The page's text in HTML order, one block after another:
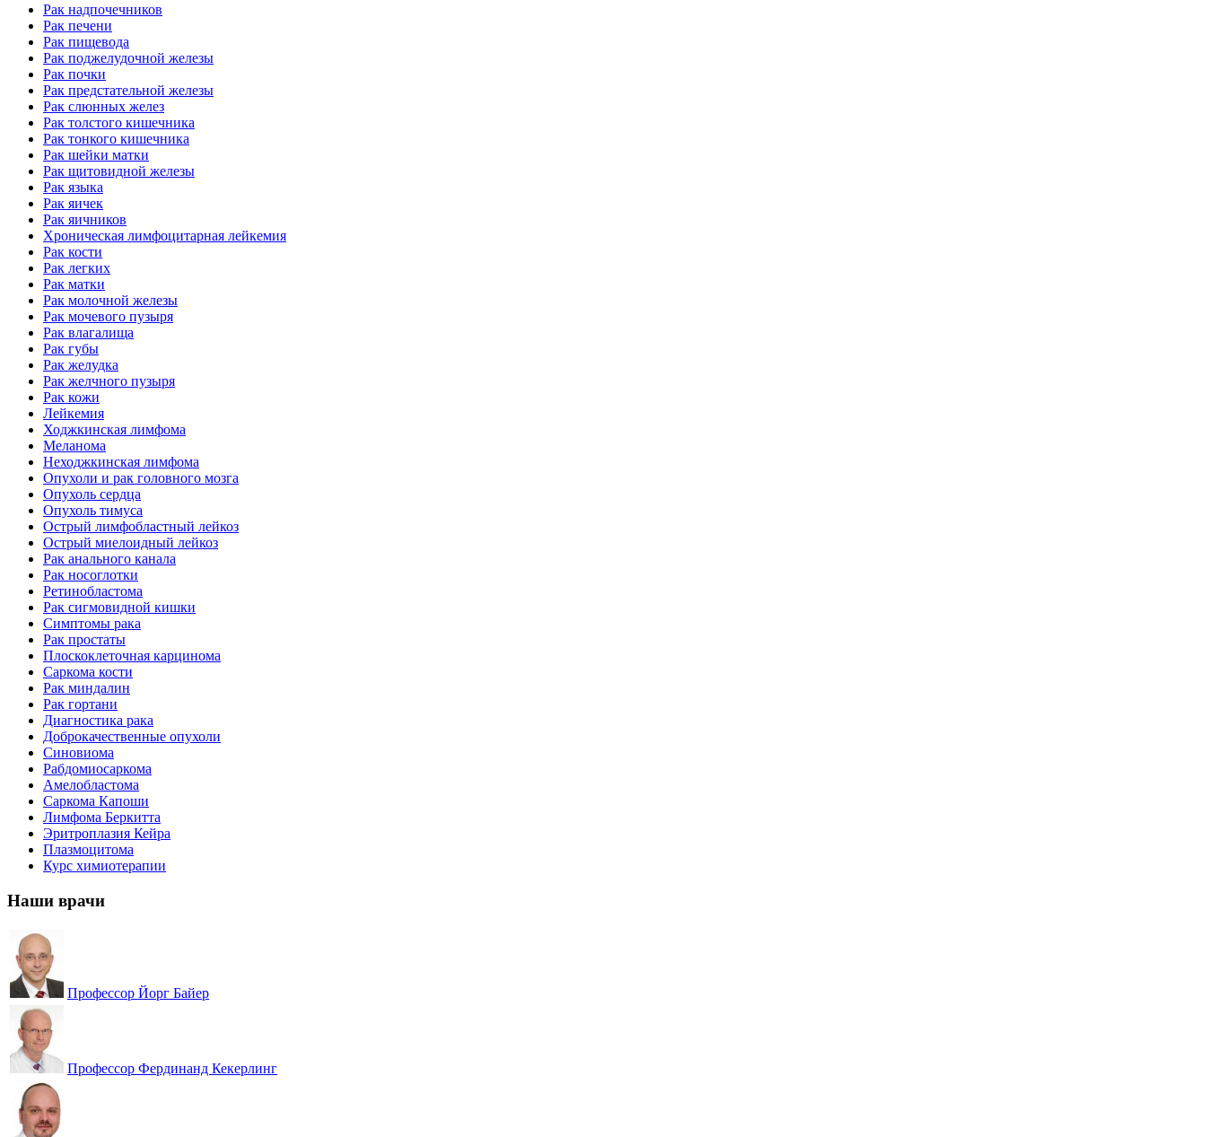
Рак надпочечников
Рак печени
Рак пищевода
Рак поджелудочной железы
Рак почки
Рак предстательной железы
Рак слюнных желез
Рак толстого кишечника
Рак тонкого кишечника
Рак шейки матки
Рак щитовидной железы
Рак языка
Рак яичек
Рак яичников
Хроническая лимфоцитарная лейкемия
Рак кости
Рак легких
Рак матки
Рак молочной железы
Рак мочевого пузыря
Рак влагалища
Рак губы
Рак желудка
Рак желчного пузыря
Рак кожи
Лейкемия
Ходжкинская лимфома
Меланома
Неходжкинская лимфома
Опухоли и рак головного мозга
Опухоль сердца
Опухоль тимуса
Острый лимфобластный лейкоз
Острый миелоидный лейкоз
Рак анального канала
Рак носоглотки
Ретинобластома
Рак сигмовидной кишки
Симптомы рака
Рак простаты
Плоскоклеточная карцинома
Саркома кости
Рак миндалин
Рак гортани
Диагностика рака
Доброкачественные опухоли
Синовиома
Рабдомиосаркома
Амелобластома
Саркома Капоши
Лимфома Беркитта
Эритроплазия Кейра
Плазмоцитома
Курс химиотерапии
Наши врачи
Профессор Йорг Байер
Профессор Фердинанд Кекерлинг